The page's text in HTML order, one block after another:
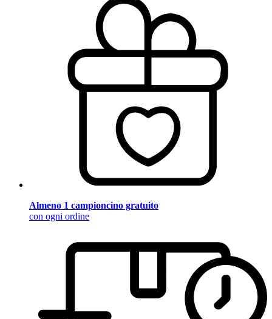
Almeno 1 campioncino gratuito
con ogni ordine